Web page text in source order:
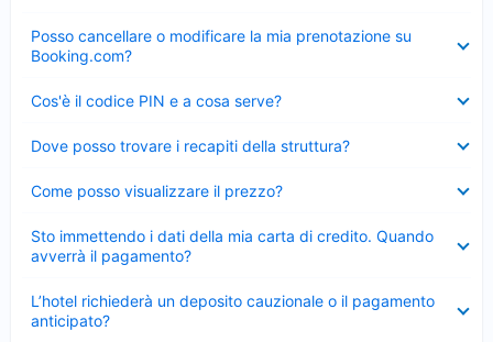
Posso cancellare o modificare la mia prenotazione su
Booking.com?
chiuso
Cos'è il codice PIN e a cosa serve?
chiuso
Dove posso trovare i recapiti della struttura?
chiuso
Come posso visualizzare il prezzo?
chiuso
Sto immettendo i dati della mia carta di credito. Quando
avverrà il pagamento?
chiuso
L’hotel richiederà un deposito cauzionale o il pagamento
anticipato?
chiuso